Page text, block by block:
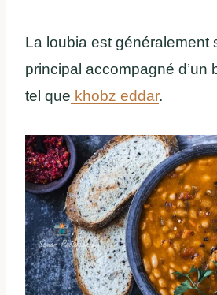
La loubia est généralement
principal accompagné d’un
tel que khobz eddar.